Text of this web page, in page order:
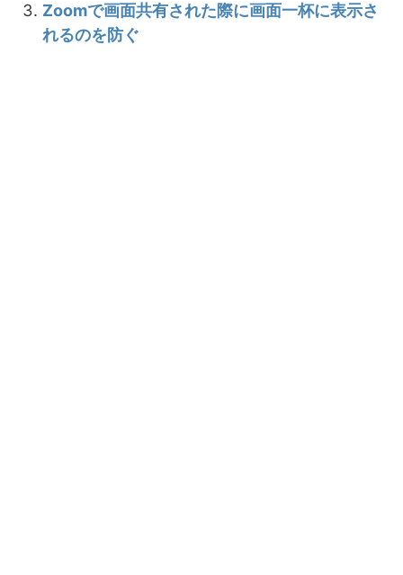
Zoomで画面共有された際に画面一杯に表示さ
れるのを防ぐ